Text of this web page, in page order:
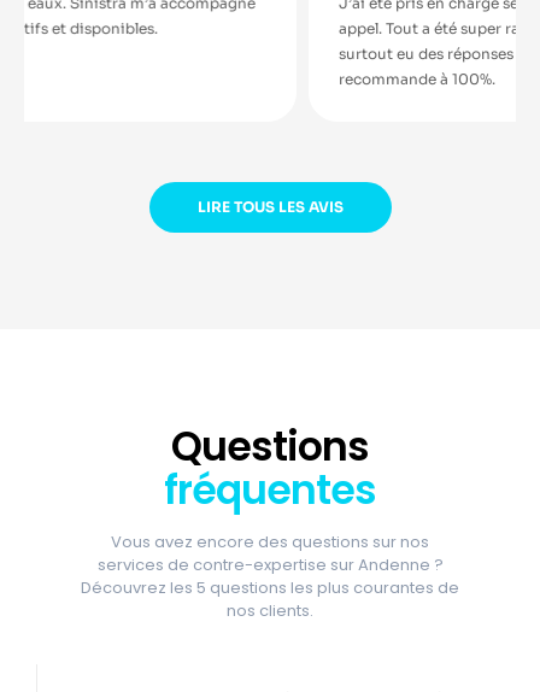
appel. Tout a été super rapide. J’ai été conseillé
surtout eu des réponses claires et un support
LIRE TOUS LES AVIS
Questions
fréquentes
Vous avez encore des questions sur nos
services de contre-expertise sur Andenne ?
Découvrez les 5 questions les plus courantes de
nos clients.